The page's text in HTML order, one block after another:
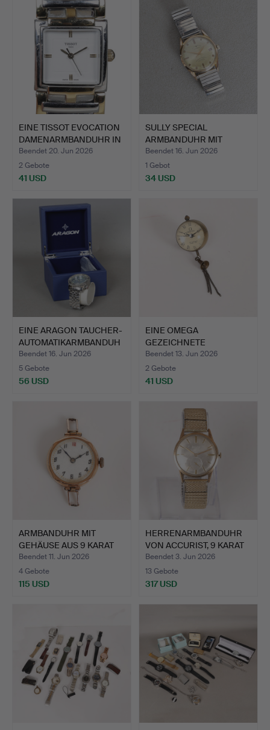
EINE TISSOT EVOCATION
DAMENARMBANDUHR IN
B…
Beendet 20. Jun 2026
2 Gebote
41 USD
SULLY SPECIAL
ARMBANDUHR MIT
AUTOMATIKWERK…
Beendet 16. Jun 2026
1 Gebot
34 USD
EINE ARAGON TAUCHER-
AUTOMATIKARMBANDUH
R AU…
Beendet 16. Jun 2026
5 Gebote
56 USD
EINE OMEGA
GEZEICHNETE
TISCHKUGELUHR.
Beendet 13. Jun 2026
2 Gebote
41 USD
ARMBANDUHR MIT
GEHÄUSE AUS 9 KARAT
GOLD.
Beendet 11. Jun 2026
4 Gebote
115 USD
HERRENARMBANDUHR
VON ACCURIST, 9 KARAT
GOL…
Beendet 3. Jun 2026
13 Gebote
317 USD